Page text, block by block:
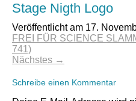
Stage Nigth Logo
Veröffentlicht am 17.
FREI FÜR SCIENCE
741)
Nächstes →
Schreibe einen Kommentar